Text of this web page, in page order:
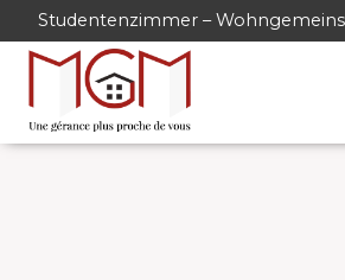
Studentenzimmer –